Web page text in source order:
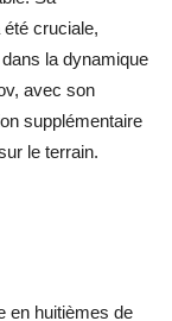
cruciale,
la dynamique
avec son
supplémentaire
le terrain.
en huitièmes de